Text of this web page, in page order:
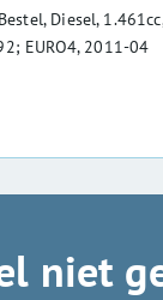
Diesel,
EURO4, 2011-04
niet